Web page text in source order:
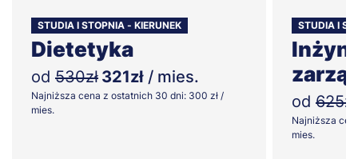
STUDIA I STOPNIA - KIERUNEK
Dietetyka
od 530zł 321zł / mies.
Najniższa cena z ostatnich 30 dni: 300 zł /
mies.
STUDIA I
od 625zł
Najniższa
mies.